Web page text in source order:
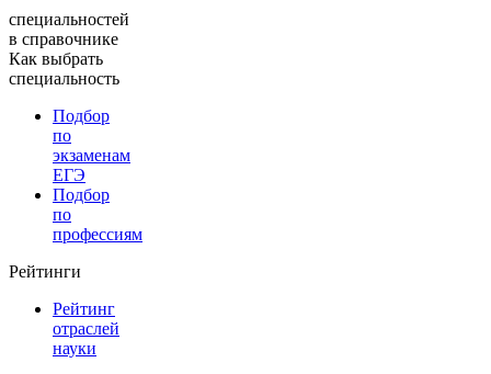
специальностей
в справочнике
Как выбрать
специальность
Подбор
по
экзаменам
ЕГЭ
Подбор
по
профессиям
Рейтинги
Рейтинг
отраслей
науки